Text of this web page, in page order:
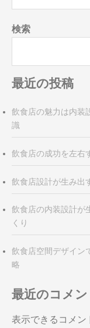
ビ
シ
ョ
ン
検索
最近の投稿
飲食店の魅力は内装
識
飲食店の成功を左右
飲食店設計が生み出
飲食店の内装設計が
くり
飲食店空間デザイン
略
最近のコメン
表示できるコメン